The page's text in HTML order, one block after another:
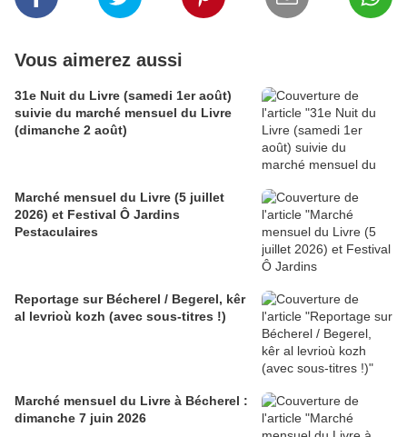
Vous aimerez aussi
31e Nuit du Livre (samedi 1er août)
suivie du marché mensuel du Livre
(dimanche 2 août)
Marché mensuel du Livre (5 juillet
2026) et Festival Ô Jardins
Pestaculaires
Reportage sur Bécherel / Begerel, kêr
al levrioù kozh (avec sous-titres !)
Marché mensuel du Livre à Bécherel :
dimanche 7 juin 2026